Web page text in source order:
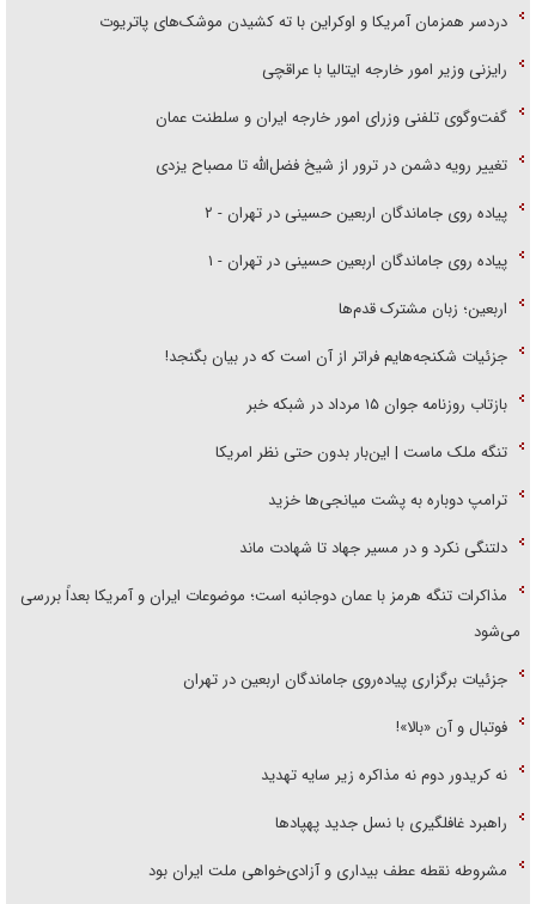
دردسر همزمان آمریکا و اوکراین با ته کشیدن موشک‌های پاتریوت
رایزنی وزیر امور خارجه ایتالیا با عراقچی
گفت‌وگوی تلفنی وزرای امور خارجه ایران و سلطنت عمان
تغییر رویه دشمن در ترور از شیخ فضل‌الله تا مصباح یزدی
پیاده روی جاماندگان اربعین حسینی در تهران - ۲
پیاده روی جاماندگان اربعین حسینی در تهران - ۱
اربعین؛ زبان مشترک قدم‌ها
جزئیات شکنجه‌هایم فراتر از آن است که در بیان بگنجد!
بازتاب روزنامه جوان ۱۵ مرداد در شبکه خبر
تنگه ملک ماست | این‌بار بدون حتی نظر امریکا
ترامپ دوباره به پشت میانجی‌ها خزید
دلتنگی نکرد و در مسیر جهاد تا شهادت ماند
مذاکرات تنگه هرمز با عمان دوجانبه است؛ موضوعات ایران و آمریکا بعداً بررسی
می‌شود
جزئیات برگزاری پیاده‌روی جاماندگان اربعین در تهران
فوتبال و آن «بالا»!
نه کریدور دوم نه مذاکره زیر سایه تهدید
راهبرد غافلگیری با نسل جدید پهپاد‌ها
مشروطه نقطه عطف بیداری و آزادی‌خواهی ملت ایران بود